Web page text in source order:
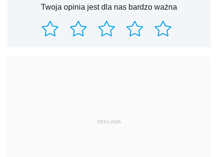
Twoja opinia jest dla nas bardzo ważna
REKLAMA